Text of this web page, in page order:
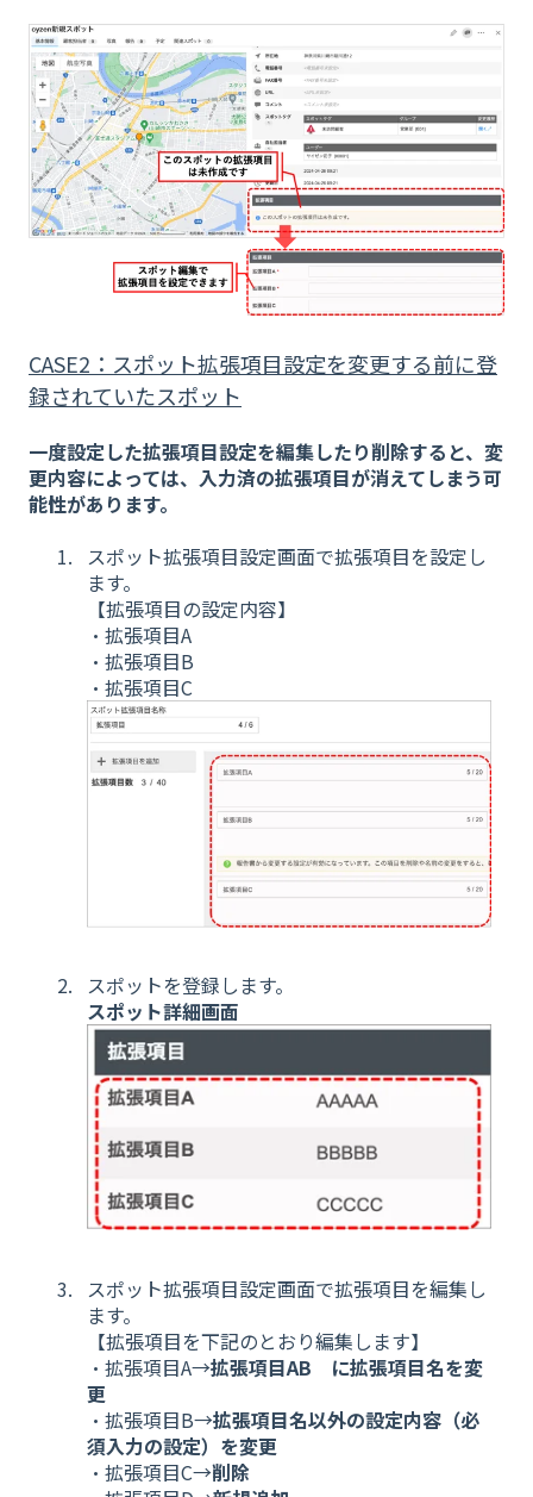
CASE2：スポット拡張項目設定を変更する前に登
録されていたスポット
一度設定した拡張項目設定を編集したり削除すると、変
更内容によっては、入力済の拡張項目が消えてしまう可
能性があります。
スポット拡張項目設定画面で拡張項目を設定し
ます。
【拡張項目の設定内容】
・拡張項目A
・拡張項目B
・拡張項目C
スポットを登録します。
スポット詳細画面
スポット拡張項目設定画面で拡張項目を編集し
ます。
【拡張項目を下記のとおり編集します】
・拡張項目A→拡張項目AB に拡張項目名を変
更
・拡張項目B→拡張項目名以外の設定内容（必
須入力の設定）を変更
・拡張項目C→削除